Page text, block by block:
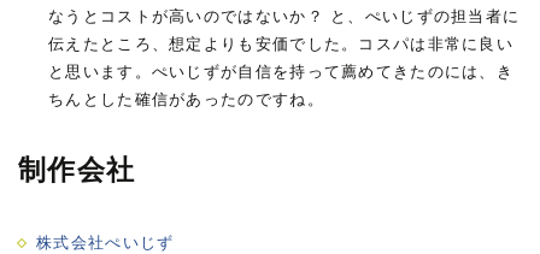
なうとコストが高いのではないか？ と、ぺいじずの担当者に
伝えたところ、想定よりも安価でした。コスパは非常に良い
と思います。ぺいじずが自信を持って薦めてきたのには、き
ちんとした確信があったのですね。
制作会社
株式会社ぺいじず